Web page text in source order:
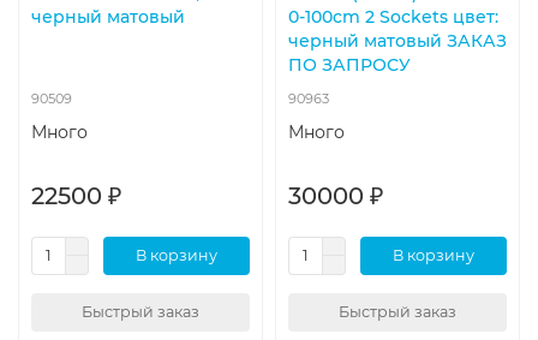
черный матовый
90509
Много
22500 ₽
В корзину
Быстрый заказ
0-100cm 2 Sockets цвет:
черный матовый ЗАКАЗ
ПО ЗАПРОСУ
90963
Много
30000 ₽
В корзину
Быстрый заказ